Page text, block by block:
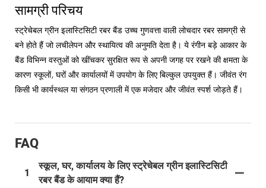
सामग्री परिचय
स्ट्रेचेबल ग्रीन इलास्टिसिटी रबर बैंड उच्च गुणवत्ता वाली लोचदार रबर सामग्री से
बने होते हैं जो लचीलेपन और स्थायित्व की अनुमति देता है। ये रंगीन बड़े आकार के
बैंड विभिन्न वस्तुओं को खींचकर सुरक्षित रूप से अपनी जगह पर रखने की क्षमता के
कारण स्कूलों, घरों और कार्यालयों में उपयोग के लिए बिल्कुल उपयुक्त हैं। जीवंत रंग
किसी भी कार्यस्थल या संगठन प्रणाली में एक मजेदार और जीवंत स्पर्श जोड़ते हैं।
FAQ
1
स्कूल, घर, कार्यालय के लिए स्ट्रेचेबल ग्रीन इलास्टिसिटी
रबर बैंड के आयाम क्या हैं?